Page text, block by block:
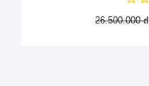
26.500.000 đ